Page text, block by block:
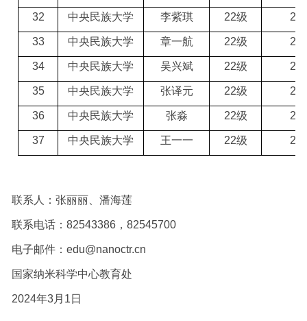
32 中央民族大学 李紫琪 22级 2
33 中央民族大学 章一航 22级 2
34 中央民族大学 吴兴斌 22级 2
35 中央民族大学 张译元 22级 2
36 中央民族大学 张淼 22级 2
37 中央民族大学 王一一 22级 2
联系人： 张丽丽 、潘海莲
联系电话： 82543386，82545700
电子邮件： edu@nanoctr.cn
国家纳米科学中心教育处
2024年3月 1 日